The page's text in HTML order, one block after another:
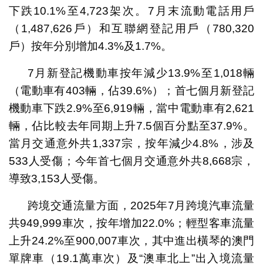
下跌10.1%至4,723架次。7月末流動電話用戶
（1,487,626戶）和互聯網登記用戶（780,320
戶）按年分別增加4.3%及1.7%。
7月新登記機動車按年減少13.9%至1,018輛
（電動車有403輛，佔39.6%）；首七個月新登記
機動車下跌2.9%至6,919輛，當中電動車有2,621
輛，佔比較去年同期上升7.5個百分點至37.9%。
當月交通意外共1,337宗，按年減少4.8%，涉及
533人受傷；今年首七個月交通意外共8,668宗，
導致3,153人受傷。
跨境交通流量方面，2025年7月跨境汽車流量
共949,999車次，按年增加22.0%；輕型客車流量
上升24.2%至900,007車次，其中進出橫琴的澳門
單牌車（19.1萬車次）及“澳車北上”出入境流量